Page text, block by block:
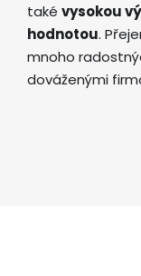
také vysokou
hodnotou.
mnoho
dováženými